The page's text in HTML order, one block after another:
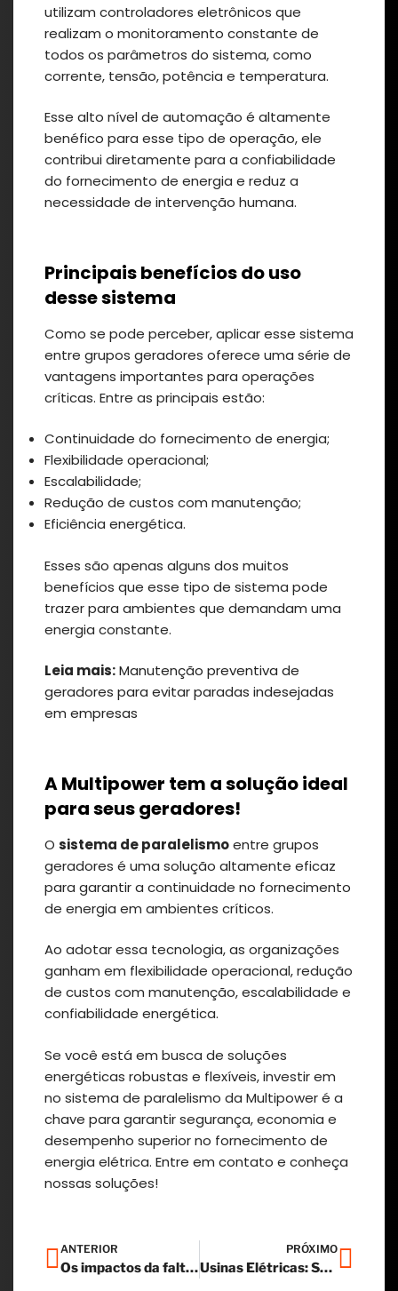
utilizam controladores eletrônicos que
realizam o monitoramento constante de
todos os parâmetros do sistema, como
corrente, tensão, potência e temperatura.
Esse alto nível de automação é altamente
benéfico para esse tipo de operação, ele
contribui diretamente para a confiabilidade
do fornecimento de energia e reduz a
necessidade de intervenção humana.
Principais benefícios do uso
desse sistema
Como se pode perceber, aplicar esse sistema
entre grupos geradores oferece uma série de
vantagens importantes para operações
críticas. Entre as principais estão:
Continuidade do fornecimento de energia;
Flexibilidade operacional;
Escalabilidade;
Redução de custos com manutenção;
Eficiência energética.
Esses são apenas alguns dos muitos
benefícios que esse tipo de sistema pode
trazer para ambientes que demandam uma
energia constante.
Leia mais:Manutenção preventiva de
geradores para evitar paradas indesejadas
em empresas
A Multipower tem a solução ideal
para seus geradores!
O sistema de paralelismoentre grupos
geradores é uma solução altamente eficaz
para garantir a continuidade no fornecimento
de energia em ambientes críticos.
Ao adotar essa tecnologia, as organizações
ganham em flexibilidade operacional, redução
de custos com manutenção, escalabilidade e
confiabilidade energética.
Se você está em busca de soluções
energéticas robustas e flexíveis, investir em
no sistema de paralelismo da Multipower é a
chave para garantir segurança, economia e
desempenho superior no fornecimento de
energia elétrica. Entre em contato e conheça
nossas soluções!
ANTERIOR
Os impactos da falta de energia na cidade e como superá-los
PRÓXIMO
Usinas Elétricas: Sua importância na geração de energia para o setor industrial